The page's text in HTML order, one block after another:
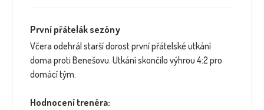
První přátelák sezóny
Včera odehrál starší dorost první přátelské utkání
doma proti Benešovu. Utkání skončilo výhrou 4:2 pro
domácí tým.
Hodnocení trenéra: